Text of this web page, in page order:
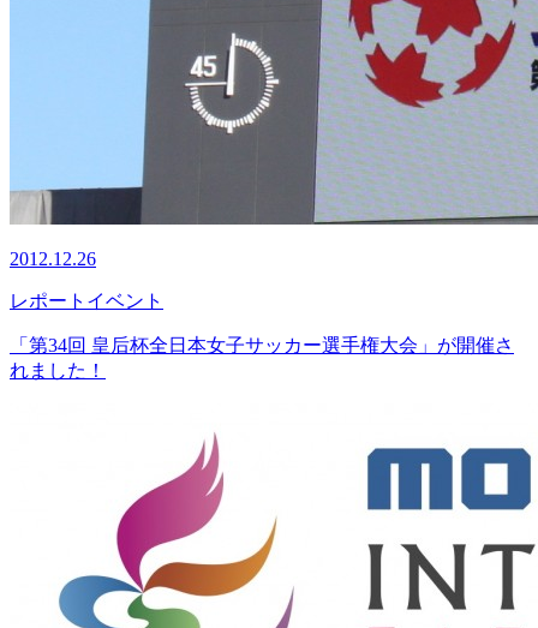
2012.12.26
レポート イベント
「第34回 皇后杯全日本女子サッカー選手権大会」が開催さ
れました！